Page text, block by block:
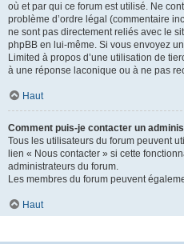
où et par qui ce forum est utilisé. Ne
problème d’ordre légal (commentaire
ne sont pas directement reliés avec le
phpBB en lui-même. Si vous envoyez
Limited à propos d’une utilisation de
à une réponse laconique ou à ne pas
Haut
Comment puis-je contacter un
Tous les utilisateurs du forum peuvent
lien « Nous contacter » si cette
administrateurs du forum.
Les membres du forum peuvent
Haut